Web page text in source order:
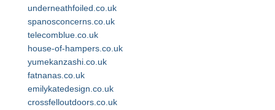
underneathfoiled.co.uk
spanosconcerns.co.uk
telecomblue.co.uk
house-of-hampers.co.uk
yumekanzashi.co.uk
fatnanas.co.uk
emilykatedesign.co.uk
crossfelloutdoors.co.uk